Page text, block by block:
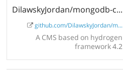
DilawskyJordan/mongodb-cms
github.com/DilawskyJordan/m...
A CMS based on hydrogen
framework 4.2
https://github.com/DilawskyJord